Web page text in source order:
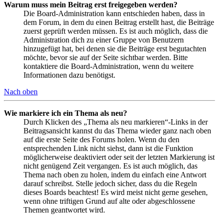
Warum muss mein Beitrag erst freigegeben werden?
Die Board-Administration kann entschieden haben, dass in
dem Forum, in dem du einen Beitrag erstellt hast, die Beiträge
zuerst geprüft werden müssen. Es ist auch möglich, dass die
Administration dich zu einer Gruppe von Benutzern
hinzugefügt hat, bei denen sie die Beiträge erst begutachten
möchte, bevor sie auf der Seite sichtbar werden. Bitte
kontaktiere die Board-Administration, wenn du weitere
Informationen dazu benötigst.
Nach oben
Wie markiere ich ein Thema als neu?
Durch Klicken des „Thema als neu markieren“-Links in der
Beitragsansicht kannst du das Thema wieder ganz nach oben
auf die erste Seite des Forums holen. Wenn du den
entsprechenden Link nicht siehst, dann ist die Funktion
möglicherweise deaktiviert oder seit der letzten Markierung ist
nicht genügend Zeit vergangen. Es ist auch möglich, das
Thema nach oben zu holen, indem du einfach eine Antwort
darauf schreibst. Stelle jedoch sicher, dass du die Regeln
dieses Boards beachtest! Es wird meist nicht gerne gesehen,
wenn ohne triftigen Grund auf alte oder abgeschlossene
Themen geantwortet wird.